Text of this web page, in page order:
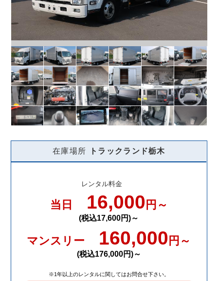
在庫場所 トラックランド栃木
レンタル料金
当日 16,000 円～
(税込17,600円)～
マンスリー 160,000 円～
(税込176,000円)～
※1年以上のレンタルに関してはお問合せ下さい。